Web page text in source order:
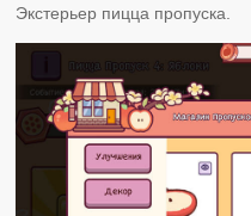
Экстерьер пицца пропуска.